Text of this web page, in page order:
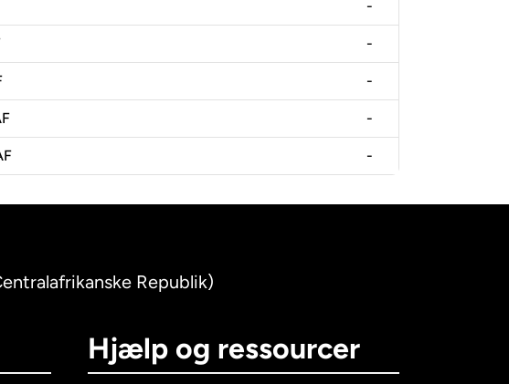
-
-
-
-
-
Republik)
Hjælp og ressourcer